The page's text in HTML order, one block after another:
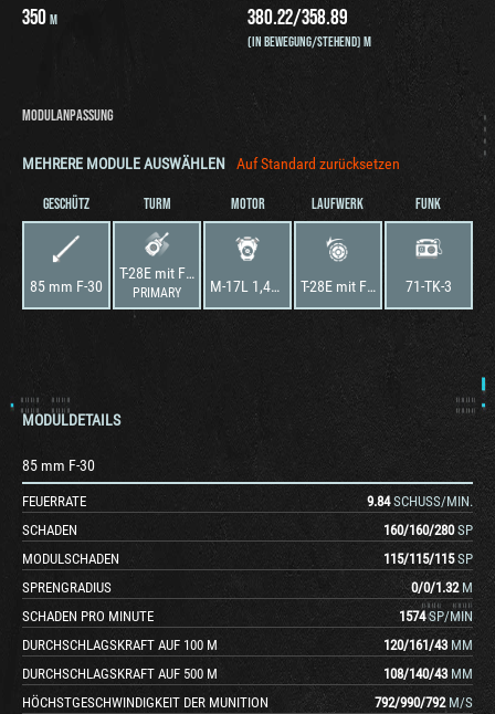
350M
380.22/358.89
(IN BEWEGUNG/STEHEND) M
MODULANPASSUNG
MEHRERE MODULE AUSWÄHLEN Auf Standard zurücksetzen
GESCHÜTZ
85 mm F-30
TURM
T-28E mit F-30
PRIMARY
MOTOR
M-17L 1,445 r/min
LAUFWERK
T-28E mit F-30
FUNK
71-TK-3
MODULDETAILS
85 mm F-30
FEUERRATE 9.84 SCHUSS/MIN.
SCHADEN
160/160/280 SP
MODULSCHADEN
115/115/115 SP
SPRENGRADIUS
0/0/1.32 M
SCHADEN PRO MINUTE
1574 SP/MIN
DURCHSCHLAGSKRAFT AUF 100 M
120/161/43 MM
DURCHSCHLAGSKRAFT AUF 500 M
108/140/43 MM
HÖCHSTGESCHWINDIGKEIT DER MUNITION
792/990/792 M/S